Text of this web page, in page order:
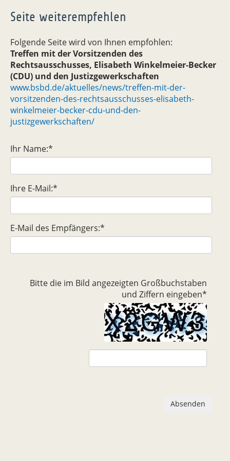
Seite weiterempfehlen
Folgende Seite wird von Ihnen empfohlen:
Treffen mit der Vorsitzenden des
Rechtsausschusses, Elisabeth Winkelmeier-Becker
(CDU) und den Justizgewerkschaften
www.bsbd.de/aktuelles/news/treffen-mit-der-
vorsitzenden-des-rechtsausschusses-elisabeth-
winkelmeier-becker-cdu-und-den-
justizgewerkschaften/
Ihr Name:*
Ihre E-Mail:*
E-Mail des Empfängers:*
Bitte die im Bild angezeigten Großbuchstaben
und Ziffern eingeben*
Absenden